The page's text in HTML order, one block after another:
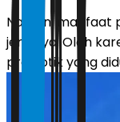
Namun, manfaat
jenisnya. Oleh
probiotik yang